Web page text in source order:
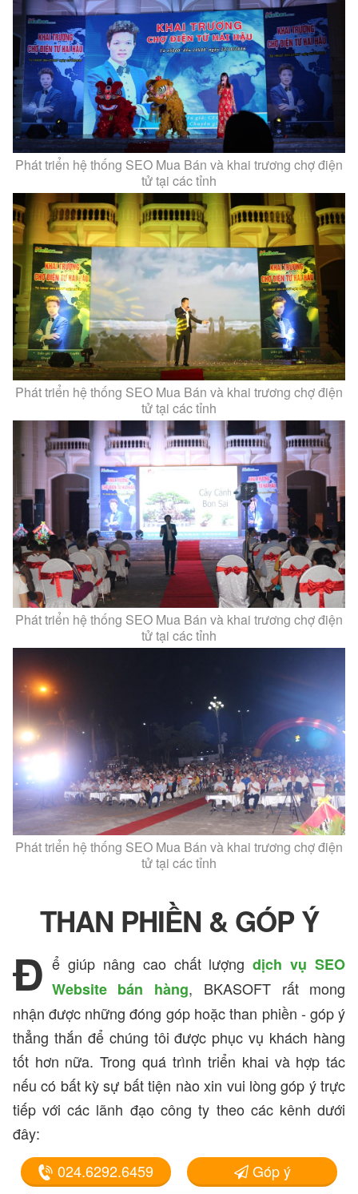
Phát triển hệ thống SEO Mua Bán và khai trương chợ điện
tử tại các tỉnh
Phát triển hệ thống SEO Mua Bán và khai trương chợ điện
tử tại các tỉnh
Phát triển hệ thống SEO Mua Bán và khai trương chợ điện
tử tại các tỉnh
Phát triển hệ thống SEO Mua Bán và khai trương chợ điện
tử tại các tỉnh
THAN PHIỀN & GÓP Ý
Đ ể giúp nâng cao chất lượngdịch vụ SEO
Website bán hàng, BKASOFT rất mong
nhận được những đóng góp hoặc than phiền - góp ý
thẳng thắn để chúng tôi được phục vụ khách hàng
tốt hơn nữa. Trong quá trình triển khai và hợp tác
nếu có bất kỳ sự bất tiện nào xin vui lòng góp ý trực
tiếp với các lãnh đạo công ty theo các kênh dưới
đây:
024.6292.6459
Góp ý